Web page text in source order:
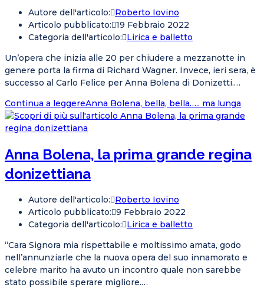
Autore dell'articolo: Roberto Iovino
Articolo pubblicato: 19 Febbraio 2022
Categoria dell'articolo: Lirica e balletto
Un’opera che inizia alle 20 per chiudere a mezzanotte in
genere porta la firma di Richard Wagner. Invece, ieri sera, è
successo al Carlo Felice per Anna Bolena di Donizetti.…
Continua a leggereAnna Bolena, bella, bella….. ma lunga
Anna Bolena, la prima grande regina
donizettiana
Autore dell'articolo: Roberto Iovino
Articolo pubblicato: 9 Febbraio 2022
Categoria dell'articolo: Lirica e balletto
“Cara Signora mia rispettabile e moltissimo amata, godo
nell’annunziarle che la nuova opera del suo innamorato e
celebre marito ha avuto un incontro quale non sarebbe
stato possibile sperare migliore.…